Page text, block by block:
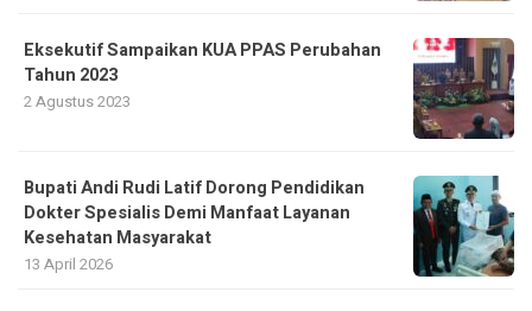
Eksekutif Sampaikan KUA PPAS Perubahan
Tahun 2023
2 Agustus 2023
Bupati Andi Rudi Latif Dorong Pendidikan
Dokter Spesialis Demi Manfaat Layanan
Kesehatan Masyarakat
13 April 2026